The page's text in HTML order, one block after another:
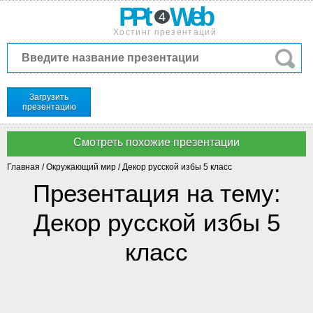
PPt 4 Web
Хостинг презентаций
Загрузить
презентацию
Главная /Окружающий мир /Декор русской избы 5 класс
Презентация на тему:
Декор русской избы 5
класс